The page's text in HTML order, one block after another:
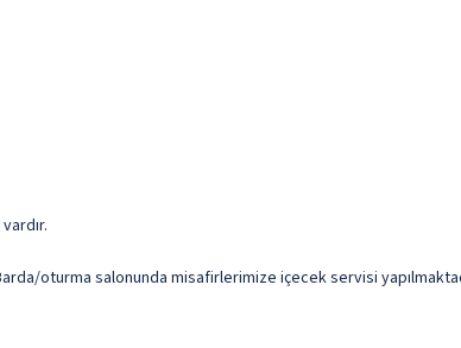
oturma salonunda misafirlerimize içecek servisi